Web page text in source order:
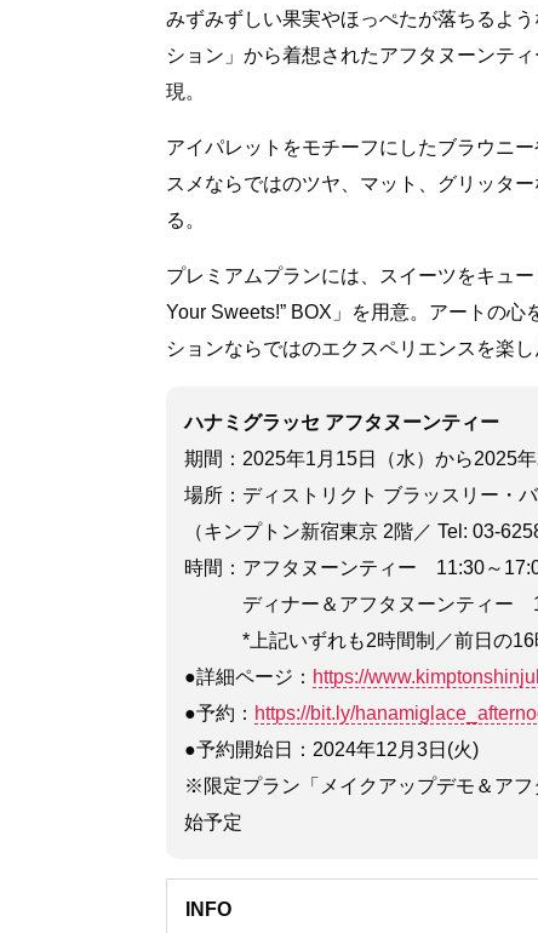
みずみずしい果実やほっぺたが落ちるよ
ション」から着想されたアフタヌーンテ
現。
アイパレットをモチーフにしたブラウニ
スメならではのツヤ、マット、グリッタ
る。
プレミアムプランには、スイーツをキュ
Your Sweets!” BOX」を用意。アートの
ションならではのエクスペリエンスを楽
ハナミグラッセ アフタヌーンティー
期間：2025年1月15日（水）から2025
場所：ディストリクト ブラッスリー・
（キンプトン新宿東京 2階／ Tel: 03-
時間：アフタヌーンティー 11:30～
ディナー＆アフタヌーンティー
*上記いずれも2時間制／前日の16
●詳細ページ： https://
●予約： https://bit.ly/
●予約開始日：2024年12月3日(火)
※限定プラン「メイクアップデモ＆ア
始予定
INFO